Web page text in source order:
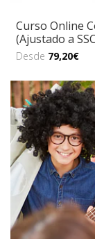
Curso Online
(Ajustado a
Desde 79,20€